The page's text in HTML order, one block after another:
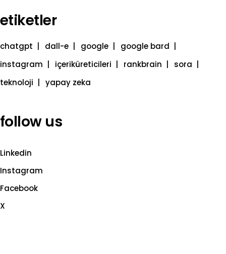
etiketler
chatgpt dall-e google
google bard
instagram
içeriküreticileri rankbrain
sora
teknoloji
yapay zeka
follow us
Linkedin
Instagram
Facebook
X